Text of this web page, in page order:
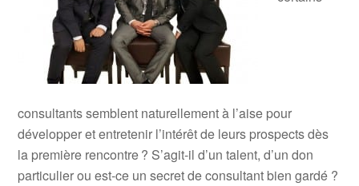
consultants semblent naturellement à l’aise pour
développer et entretenir l’intérêt de leurs prospects dès
la première rencontre ? S’agit-il d’un talent, d’un don
particulier ou est-ce un secret de consultant bien gardé ?